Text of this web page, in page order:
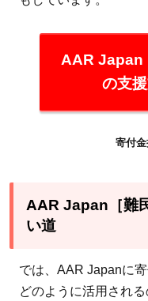
AAR Japan
の支
寄付
AAR Japan［難
い道
では、AAR Japanに
どのように活用され